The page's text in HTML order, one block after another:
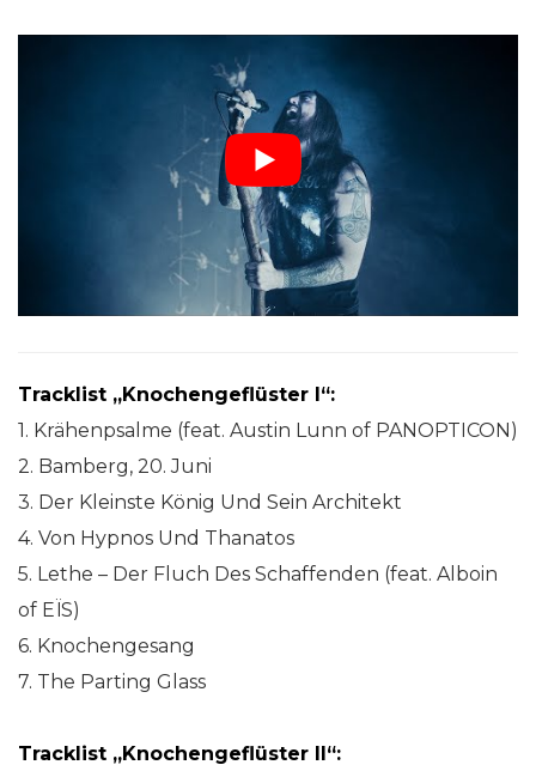
Tracklist „Knochengeflüster I“:
1. Krähenpsalme (feat. Austin Lunn of PANOPTICON)
2. Bamberg, 20. Juni
3. Der Kleinste König Und Sein Architekt
4. Von Hypnos Und Thanatos
5. Lethe – Der Fluch Des Schaffenden (feat. Alboin
of EÏS)
6. Knochengesang
7. The Parting Glass
Tracklist „Knochengeflüster II“: